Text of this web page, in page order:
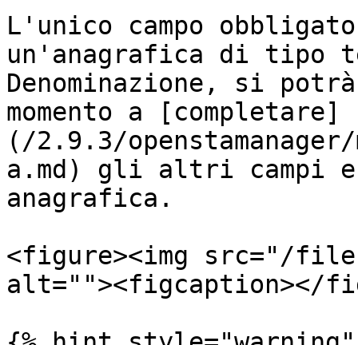
L'unico campo
un'anagrafica di tipo
Denominazione, si
momento a [completare]
(/2.9.3/
a.md) gli altri campi
anagrafica.
<figure><img src="/
alt=""><figcaption></